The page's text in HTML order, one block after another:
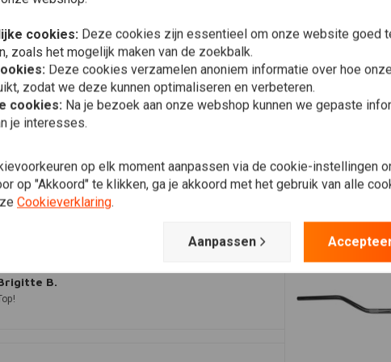
tevreden. Top.
B.
cookies: Deze cookies zijn essentieel om onze website goed
zoals het mogelijk maken van de zoekbalk.
Deze cookies verzamelen anoniem informatie over hoe
zodat we deze kunnen optimaliseren en verbeteren.
cookies: Na je bezoek aan onze webshop kunnen we gepaste
je interesses.
op elk moment aanpassen via de cookie-instellingen
op "Akkoord" te klikken, ga je akkoord met het gebruik van alle
Cookieverklaring.
Aanpassen